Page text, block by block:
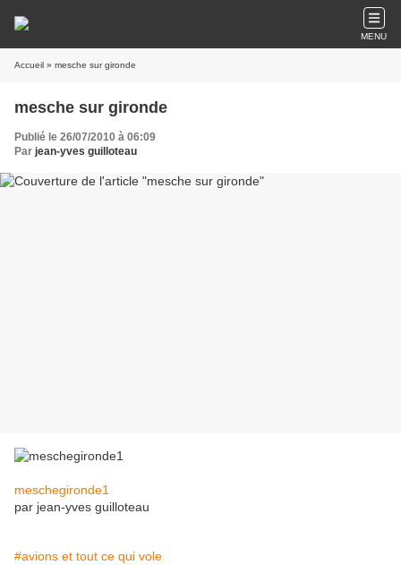
MENU
Accueil » mesche sur gironde
mesche sur gironde
Publié le 26/07/2010 à 06:09
Par jean-yves guilloteau
meschegironde1
par jean-yves guilloteau
#avions et tout ce qui vole